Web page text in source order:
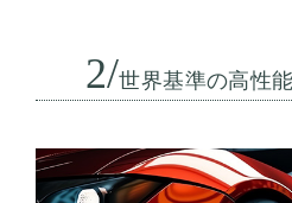
2/世界基準の高性